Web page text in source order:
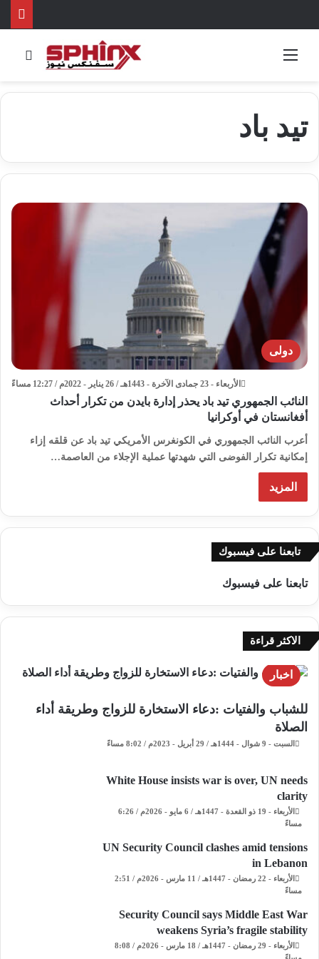
تيد باد
دولى
الأربعاء - 23 جمادى الآخرة - 1443هـ / 26 يناير - 2022م / 12:27 مساءً
النائب الجمهوري تيد باد يحذر إدارة بايدن من تكرار أحداث
أفغانستان في أوكرانيا
أعرب النائب الجمهوري في الكونغرس الأمريكي تيد باد عن قلقه إزاء
إمكانية تكرار الفوضى التي شهدتها عملية الإجلاء من العاصمة…
المزيد
تابعنا على فيسبوك
تابعنا على فيسبوك
الاكثر قراءة
اخبار
للشباب والفتيات :دعاء الاستخارة للزواج وطريقة أداء
الصلاة
السبت - 9 شوال - 1444هـ / 29 أبريل - 2023م / 8:02 مساءً
White House insists war is over, UN needs
clarity
الأربعاء - 19 ذو القعدة - 1447هـ / 6 مايو - 2026م / 6:26
مساءً
UN Security Council clashes amid tensions
in Lebanon
الأربعاء - 22 رمضان - 1447هـ / 11 مارس - 2026م / 2:51
مساءً
Security Council says Middle East War
weakens Syria’s fragile stability
الأربعاء - 29 رمضان - 1447هـ / 18 مارس - 2026م / 8:08